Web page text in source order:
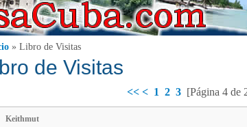
» Libro de Visitas
de Visitas
<< < 1 2 3 [Página 4 de
Keithmut